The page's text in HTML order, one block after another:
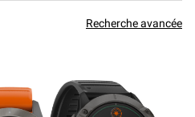
Recherche avancée